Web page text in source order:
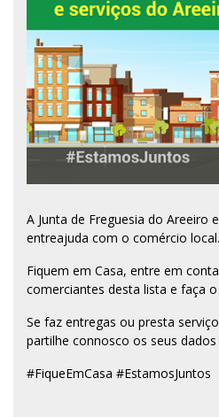
A Junta de Freguesia do Areeiro
entreajuda com o comércio local.
Fiquem em Casa, entre em
comerciantes desta lista e faça
Se faz entregas ou presta
partilhe connosco os seus
#FiqueEmCasa #EstamosJuntos